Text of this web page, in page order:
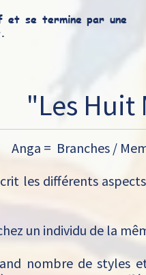
et se termine par une
"Les Huit
= Branches /
les différents
un individu de la
nombre de styles